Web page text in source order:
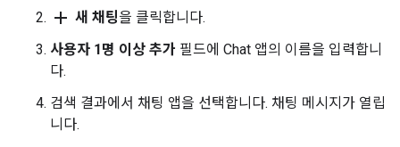
add 새 채팅을 클릭합니다.
사용자 1명 이상 추가 필드에 Chat 앱의 이름을 입력합니
다.
검색 결과에서 채팅 앱을 선택합니다. 채팅 메시지가 열립
니다.